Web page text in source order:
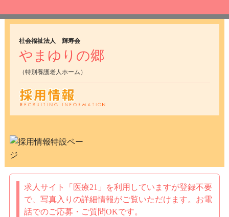
社会福祉法人 輝寿会
やまゆりの郷
（特別養護老人ホーム）
求人サイト「医療21」を利用していますが登録不要
で、写真入りの詳細情報がご覧いただけます。 お電
話でのご応募・ご質問OKです。